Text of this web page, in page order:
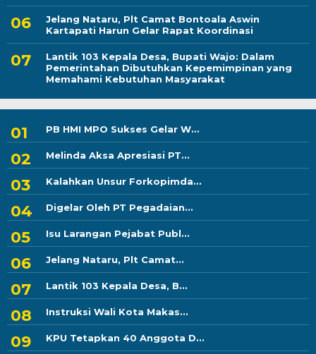
Jelang Nataru, Plt Camat Bontoala Aswin
Kartapati Harun Gelar Rapat Koordinasi
Lantik 103 Kepala Desa, Bupati Wajo: Dalam
Pemerintahan Dibutuhkan Kepemimpinan yang
Memahami Kebutuhan Masyarakat
PB HMI MPO Sukses Gelar W...
Melinda Aksa Apresiasi PT...
Kalahkan Unsur Forkopimda...
Digelar Oleh PT Pegadaian...
Isu Larangan Pejabat Publ...
Jelang Nataru, Plt Camat...
Lantik 103 Kepala Desa, B...
Instruksi Wali Kota Makas...
KPU Tetapkan 40 Anggota D...